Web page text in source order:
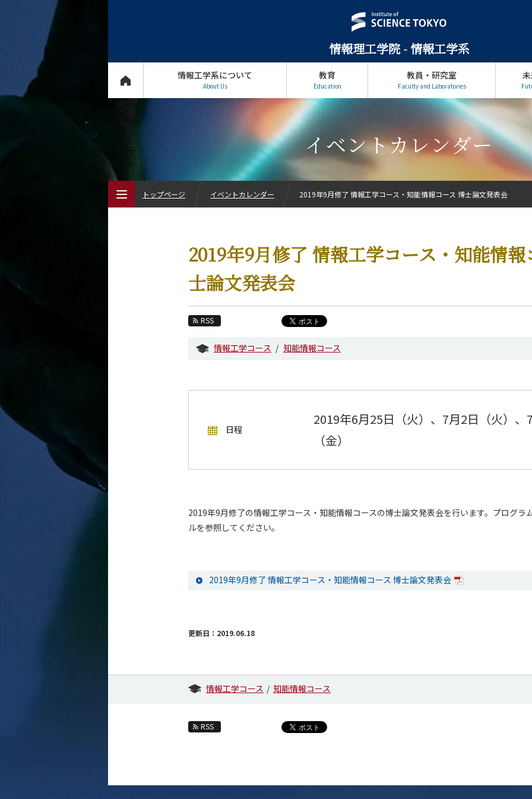
情報理工学院 - 情報工学系
情報工学系について
About Us
教育
Education
教員・研究室
Faculty and Laboratories
イベントカレンダー
2019年9月修了 情報工学コース・知能情報
士論文発表会
RSS
情報工学コース 知能情報コース
日程
2019年6月25日（火）、7月2日（火）、
（金）
2019年9月修了の情報工学コース・知能情報コースの博士論文発表会を行います。プログラ
ルを参照してください。
2019年9月修了 情報工学コース・知能情報コース 博士論文発表会
更新日：2019.06.18
情報工学コース 知能情報コース
RSS
トップページ イベントカレンダー 2019年9月修了 情報工学コース・知能情報コース 博士論文発表会
情報工学系について
イベントカレンダー
今後の課程別イベント